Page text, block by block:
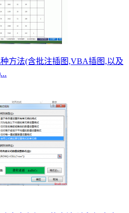
方法(含批注插图,VBA插图,以及